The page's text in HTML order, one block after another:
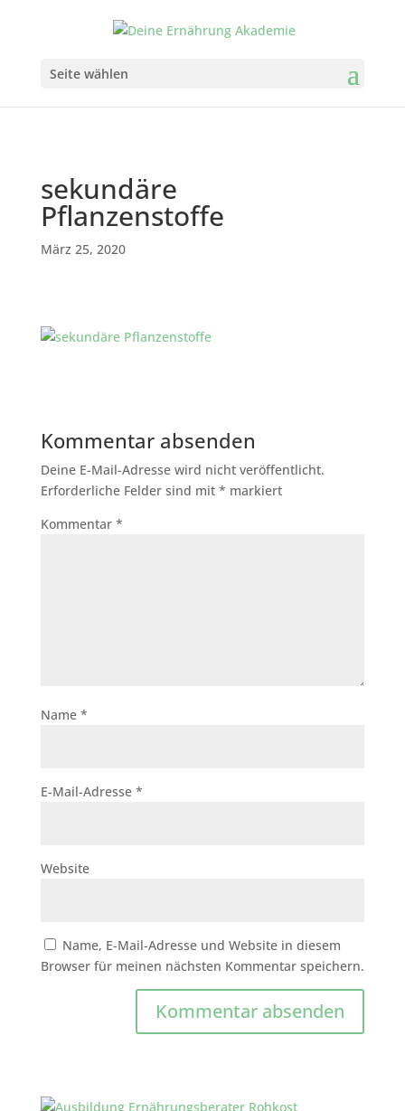
Seite wählen
sekundäre
Pflanzenstoffe
März 25, 2020
Kommentar absenden
Deine E-Mail-Adresse wird nicht veröffentlicht.
Erforderliche Felder sind mit * markiert
Kommentar *
Name *
E-Mail-Adresse *
Website
Name, E-Mail-Adresse und Website in diesem
Browser für meinen nächsten Kommentar speichern.